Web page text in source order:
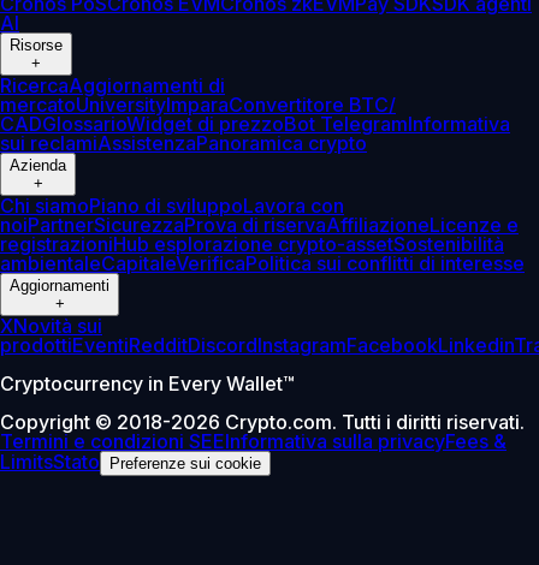
AI
Risorse
+
RicercaAggiornamenti di
mercatoUniversityImparaConvertitore BTC/
CADGlossarioWidget di prezzoBot TelegramInformativa
sui reclamiAssistenzaPanoramica crypto
Azienda
+
Chi siamoPiano di sviluppoLavora con
noiPartnerSicurezzaProva di riservaAffiliazioneLicenze e
registrazioniHub esplorazione crypto-assetSostenibilità
ambientaleCapitaleVerificaPolitica sui conflitti di interesse
Aggiornamenti
+
XNovità sui
prodottiEventiRedditDiscordInstagramFacebookLinkedin
Cryptocurrency in Every Wallet™
Copyright © 2018-2026 Crypto.com. Tutti i diritti riservati.
Termini e condizioni SEEInformativa sulla privacyFees &
LimitsStato Preferenze sui cookie